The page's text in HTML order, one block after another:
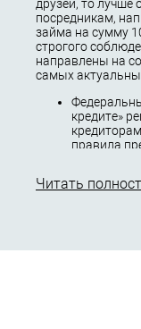
друзей, то
посредникам,
займа на сумму
строгого
направлены на
самых
кредите»
правила
чтобы
Отказ от
Читать